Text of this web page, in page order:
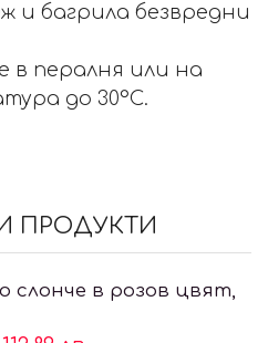
и багрила безвредни
в пералня или на
до 30°С.
ПРОДУКТИ
слонче в розов цвят,